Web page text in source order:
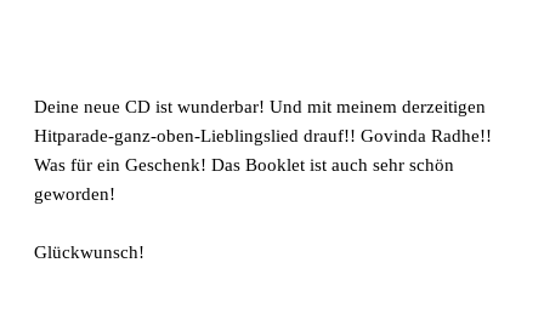
Deine neue CD ist wunderbar! Und mit meinem derzeitigen
Hitparade-ganz-oben-Lieblingslied drauf!! Govinda Radhe!!
Was für ein Geschenk! Das Booklet ist auch sehr schön
geworden!
Glückwunsch!